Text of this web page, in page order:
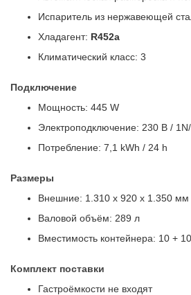
Испаритель из нержавеющей
Хладагент: R452a
Климатический класс: 3
Подключение
Мощность: 445 W
Электроподключение: 230 В /
Потребление: 7,1 kWh / 24 h
Размеры
Внешние: 1.310 x 920 x 1.350 мм
Валовой объём: 289 л
Вместимость контейнера: 10 + 10
Комплект поставки
Гастроёмкости не входят